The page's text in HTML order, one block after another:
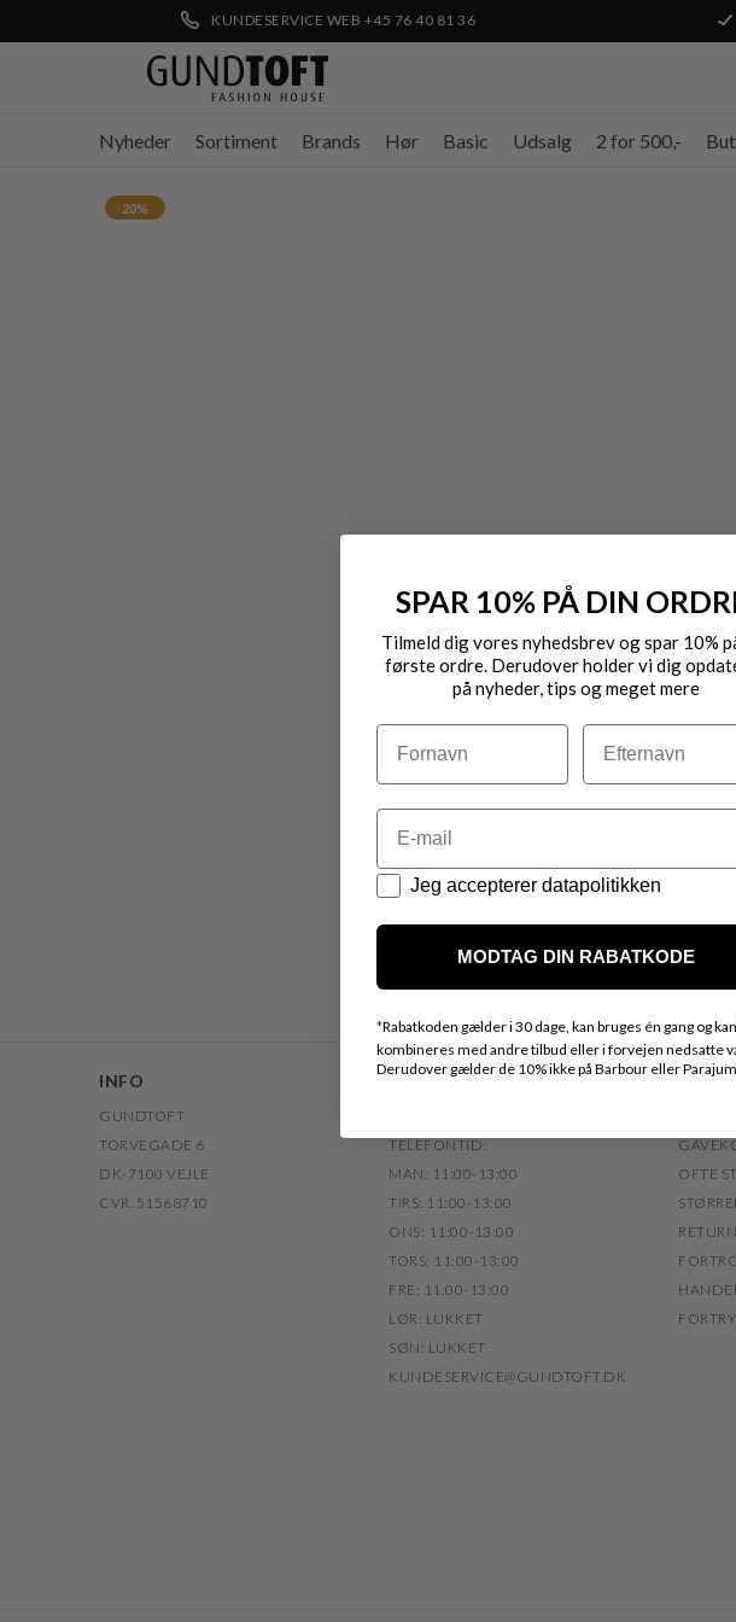
KUNDESERVICE WEB +45 76 40 81 36
Nyheder Sortiment Brands Hør Basic Udsalg 2 for 500,-
20%
INFO
GUNDTOFT
TORVEGADE 6
DK-7100 VEJLE
CVR. 51568710
WEBSHOP
TELEFONTID:
MAN: 11:00-13:00
TIRS: 11:00-13:00
ONS: 11:00-13:00
TORS: 11:00-13:00
FRE: 11:00-13:00
LØR: LUKKET
SØN: LUKKET
KUNDESERVICE@GUNDTOFT.DK
FÅ
OFTE
SPAR 10% PÅ DIN
Tilmeld dig vores nyhedsbrev og spar 10%
første ordre. Derudover holder vi dig
på nyheder, tips og meget mere
Navn Efternavn
Email
Datapolitik
Jeg accepterer datapolitikken
MODTAG DIN RABATKODE
*Rabatkoden gælder i 30 dage, kan bruges én gang og
kombineres med andre tilbud eller i forvejen nedsatte
Derudover gælder de 10% ikke på Barbour eller